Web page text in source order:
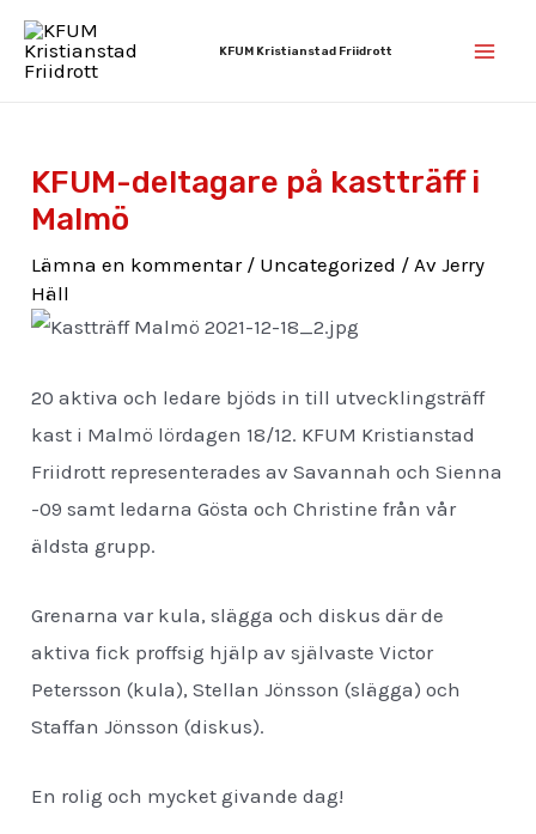
Hoppa
KFUM Kristianstad Friidrott
KFUM-deltagare på kastträff i
Malmö
Lämna en kommentar / Uncategorized / Av Jerry
Häll
20 aktiva och ledare bjöds in till utvecklingsträff
kast i Malmö lördagen 18/12. KFUM Kristianstad
Friidrott representerades av Savannah och Sienna
-09 samt ledarna Gösta och Christine från vår
äldsta grupp.
Grenarna var kula, slägga och diskus där de
aktiva fick proffsig hjälp av självaste Victor
Petersson (kula), Stellan Jönsson (slägga) och
Staffan Jönsson (diskus).
En rolig och mycket givande dag!
Inläggsnavigering